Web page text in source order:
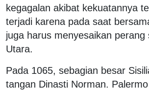
kegagalan akibat kekuatannya
terjadi karena pada saat
juga harus menyesaikan perang
Utara.
Pada 1065, sebagian besar
tangan Dinasti Norman.